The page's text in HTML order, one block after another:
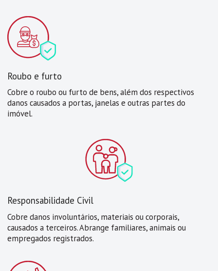
Roubo e furto
Cobre o roubo ou furto de bens, além dos respectivos
danos causados a portas, janelas e outras partes do
imóvel.
Responsabilidade Civil
Cobre danos involuntários, materiais ou corporais,
causados a terceiros. Abrange familiares, animais ou
empregados registrados.